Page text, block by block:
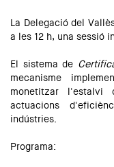
La Delegació del
a les 12 h, una sessió
El sistema de
mecanisme
monetitzar l'estalvi
actuacions
indústries.
Programa: